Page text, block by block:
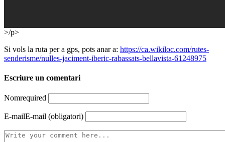
>/p>
Si vols la ruta per a gps, pots anar a: https://ca.wikiloc.com/rutes-
senderisme/nulles-jaciment-iberic-rabassats-bellavista-61248975
Escriure un comentari
Nomrequired
E-mailE-mail (obligatori)